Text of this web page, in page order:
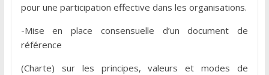
pour une participation effective dans les organisations.
-Mise en place consensuelle d’un document de
référence
(Charte) sur les principes, valeurs et modes de